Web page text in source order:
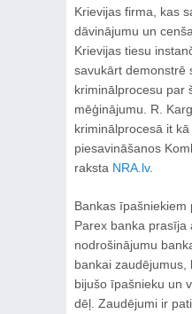
Krievijas firma, kas
dāvinājumu un
Krievijas tiesu
savukārt demonstrē
kriminālprocesu par
mēģinājumu. R.
kriminālprocesā it
piesavināšanos
raksta NRA.lv.
Bankas
Parex banka prasīja
nodrošinājumu
bankai zaudējumus,
bijušo īpašnieku un
dēļ. Zaudējumi ir